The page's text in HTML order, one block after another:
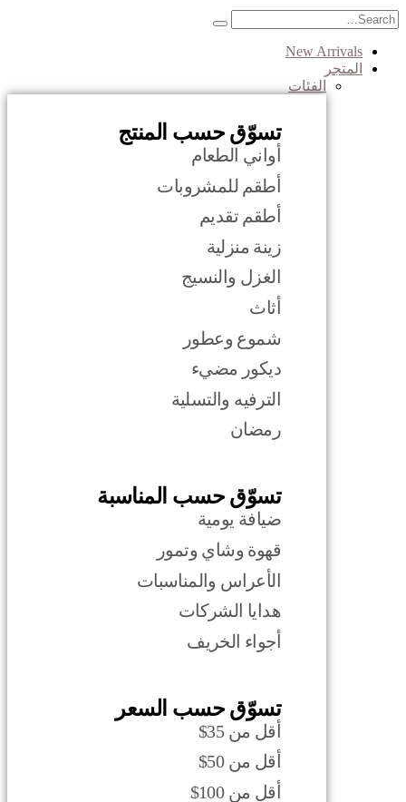
New Arrivals
المتجر
الفئات
تسوّق حسب المنتج
أواني الطعام
أطقم للمشروبات
أطقم تقديم
زينة منزلية
الغزل والنسيج
أثاث
شموع وعطور
ديكور مضيء
الترفيه والتسلية
رمضان
تسوّق حسب المناسبة
ضيافة يومية
قهوة وشاي وتمور
الأعراس والمناسبات
هدايا الشركات
أجواء الخريف
تسوّق حسب السعر
أقل من 35$
أقل من 50$
أقل من 100$